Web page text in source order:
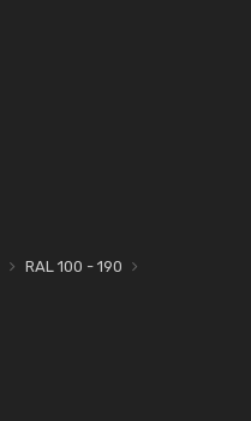
RAL 100 - 190